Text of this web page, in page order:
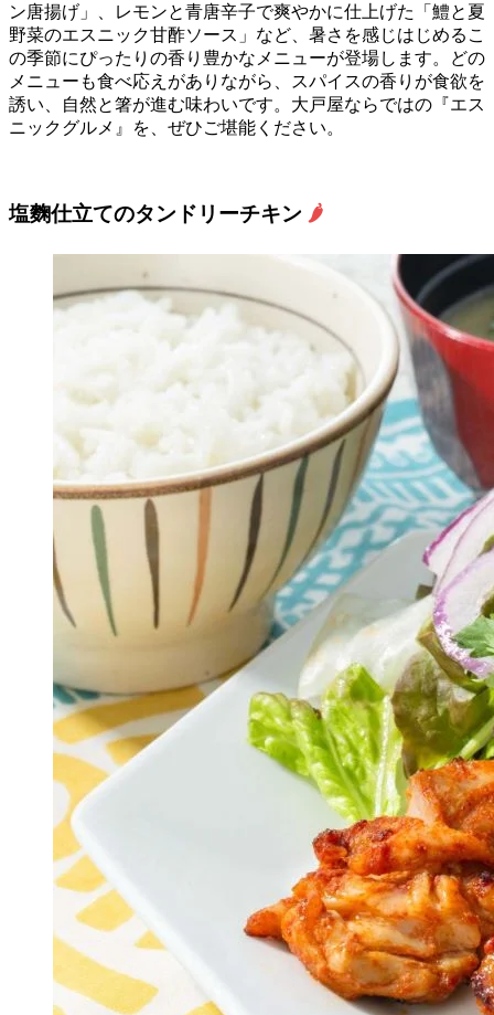
ン唐揚げ」、レモンと青唐辛子で爽やかに仕上げた「鱧と夏
野菜のエスニック甘酢ソース」など、暑さを感じはじめるこ
の季節にぴったりの香り豊かなメニューが登場します。どの
メニューも食べ応えがありながら、スパイスの香りが食欲を
誘い、自然と箸が進む味わいです。大戸屋ならではの『エス
ニックグルメ』を、ぜひご堪能ください。
塩麴仕立てのタンドリーチキン 🌶